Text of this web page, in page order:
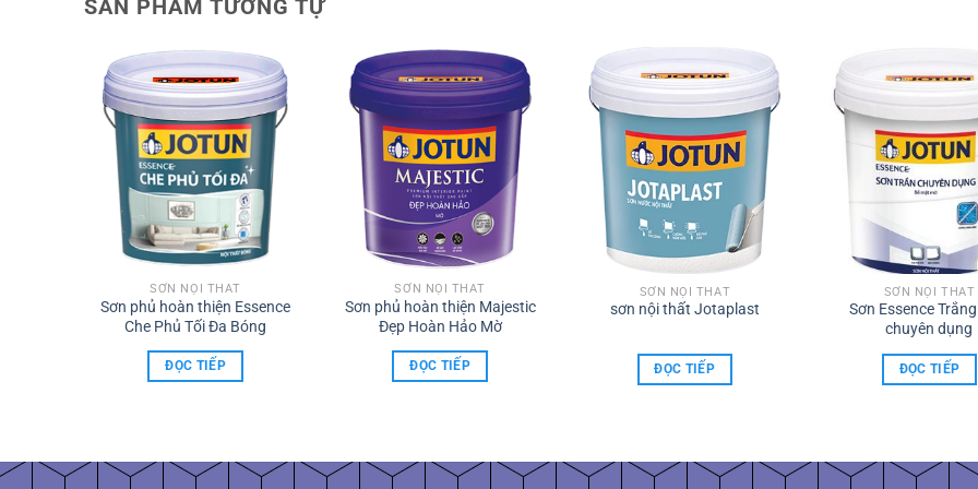
SẢN PHẨM TƯƠNG TỰ
SƠN NỘI THẤT
Sơn phủ hoàn thiện Essence
Che Phủ Tối Đa Bóng
ĐỌC TIẾP
SƠN NỘI THẤT
Sơn phủ hoàn thiện Majestic
Đẹp Hoàn Hảo Mờ
ĐỌC TIẾP
SƠN NỘI THẤT
sơn nội thất Jotaplast
ĐỌC TIẾP
SƠN NỘI THẤT
Sơn Essence
chuyên dụng
ĐỌC TIẾP